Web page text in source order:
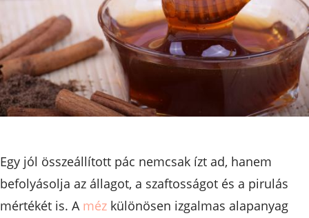
Egy jól összeállított pác nemcsak ízt ad, hanem
befolyásolja az állagot, a szaftosságot és a pirulás
mértékét is. A méz különösen izgalmas alapanyag